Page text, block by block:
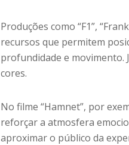
Produções como “F1”,
recursos que permitem
profundidade e movimento.
cores.
No filme “Hamnet”, por
reforçar a atmosfera
aproximar o público da